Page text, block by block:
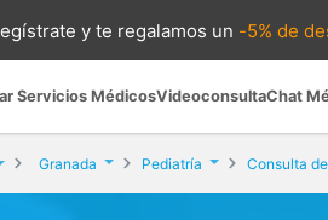
yte regalamos un -5% de
Servicios MédicosVideoconsultaChat
Granada Pediatría Consulta